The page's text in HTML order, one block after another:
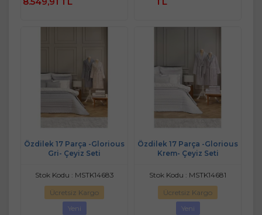
Özdilek 17 Parça -Glorious
Gri- Çeyiz Seti
Stok Kodu : MSTK14683
Ücretsiz Kargo
Yeni
Özdilek 17 Parça -Glorious
Krem- Çeyiz Seti
Stok Kodu : MSTK14681
Ücretsiz Kargo
Yeni